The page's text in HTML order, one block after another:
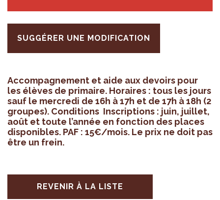
SUGGÉRER UNE MODIFICATION
Accom­pa­gne­ment et aide aux devoirs pour
les élèves de pri­maire. Horaires : tous les jours
sauf le mer­credi de 16h à 17h et de 17h à 18h (2
groupes). Condi­tions Ins­crip­tions : juin, juillet,
août et toute l’an­née en fonc­tion des places
dis­po­nibles. PAF : 15€/mois. Le prix ne doit pas
être un frein.
REVENIR À LA LISTE